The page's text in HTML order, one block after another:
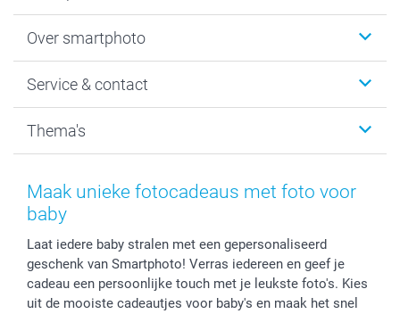
Fotoboeken
Fotocadeaus
Kaarten
Over smartphoto
Vacatures
Bestelproces
Herroepingsrecht
Privacy
Reviews
Prijslijst
Investor Relations
Service & contact
Tevredenheidsgarantie
Mijn orderstatus
smartbonus
service@smartphoto.nl
Affiliate partnerprogramma
Partnerships
Thema's
Baby
Moederdag
Huwelijk
Maak unieke fotocadeaus met foto voor
baby
Laat iedere baby stralen met een gepersonaliseerd
geschenk van Smartphoto! Verras iedereen en geef je
cadeau een persoonlijke touch met je leukste foto's. Kies
uit de mooiste cadeautjes voor baby's en maak het snel